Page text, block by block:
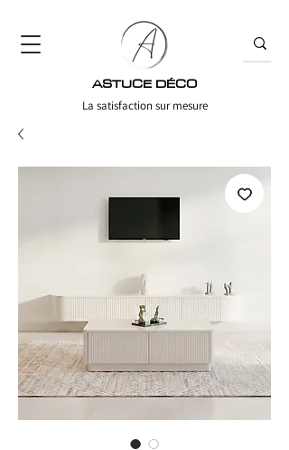
ASTUCE DÉCO
La satisfaction sur mesure